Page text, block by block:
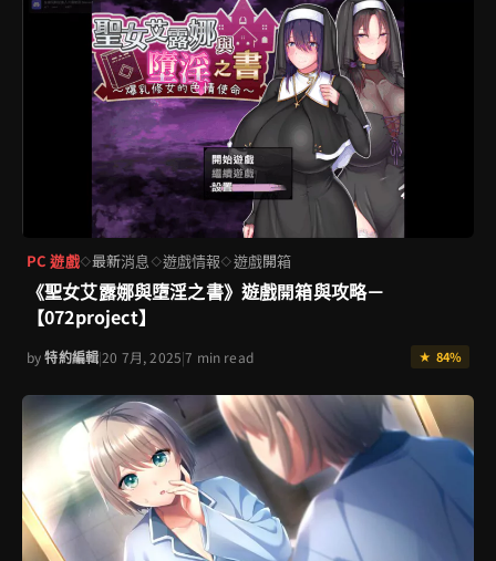
PC 遊戲◇最新消息 ◇遊戲情報◇遊戲開箱
《聖女艾露娜與墮淫之書》遊戲開箱與攻略－
【072project】
by特約編輯|20 7月, 2025|7 min read ★ 84%